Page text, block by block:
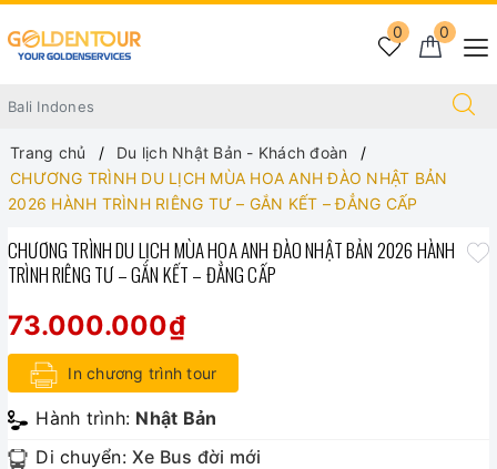
0
0
Trang chủ
Du lịch Nhật Bản - Khách đoàn
CHƯƠNG TRÌNH DU LỊCH MÙA HOA ANH ĐÀO NHẬT BẢN
2026 HÀNH TRÌNH RIÊNG TƯ – GẮN KẾT – ĐẲNG CẤP
CHƯƠNG TRÌNH DU LỊCH MÙA HOA ANH ĐÀO NHẬT BẢN 2026 HÀNH
TRÌNH RIÊNG TƯ – GẮN KẾT – ĐẲNG CẤP
73.000.000₫
In chương trình tour
Hành trình: Nhật Bản
Di chuyển: Xe Bus đời mới